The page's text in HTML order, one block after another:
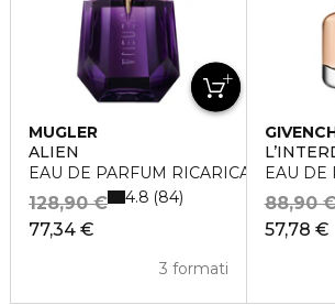
MUGLER
ALIEN
EAU DE PARFUM RICARICABILE
77,34 €
128,90 €
3 formati
4.8 84
EAU DE
57,78 €
88,90